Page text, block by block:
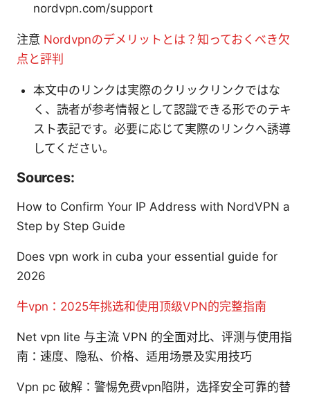
nordvpn.com/support
注意 Nordvpnのデメリットとは？知っておくべき欠
点と評判
本文中のリンクは実際のクリックリンクではな
く、読者が参考情報として認識できる形でのテキ
スト表記です。必要に応じて実際のリンクへ誘導
してください。
Sources:
How to Confirm Your IP Address with NordVPN a
Step by Step Guide
Does vpn work in cuba your essential guide for
2026
牛vpn：2025年挑选和使用顶级VPN的完整指南
Net vpn lite 与主流 VPN 的全面对比、评测与使用指
南：速度、隐私、价格、适用场景及实用技巧
Vpn pc 破解：警惕免费vpn陷阱，选择安全可靠的替